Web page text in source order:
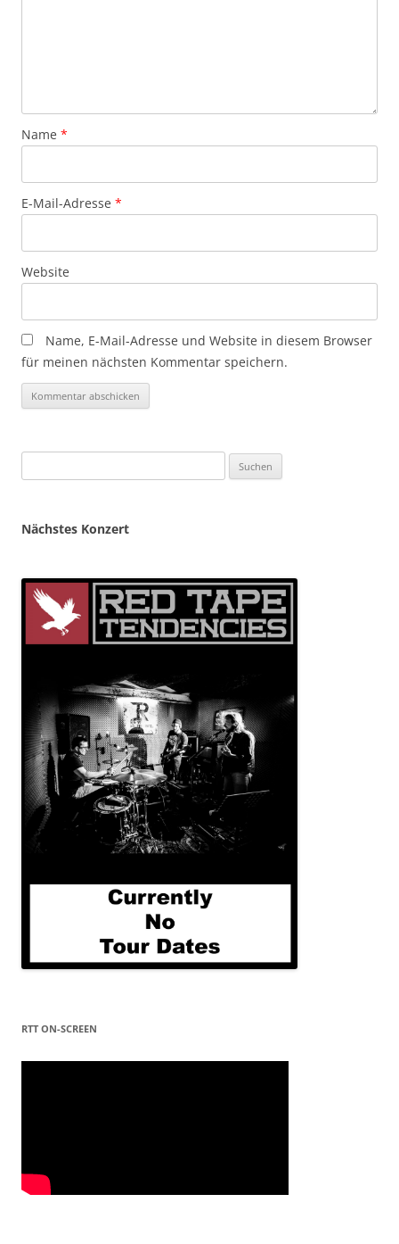
Name *
E-Mail-Adresse *
Website
Name, E-Mail-Adresse und Website in diesem Browser
für meinen nächsten Kommentar speichern.
nach:
Nächstes Konzert
RTT ON-SCREEN